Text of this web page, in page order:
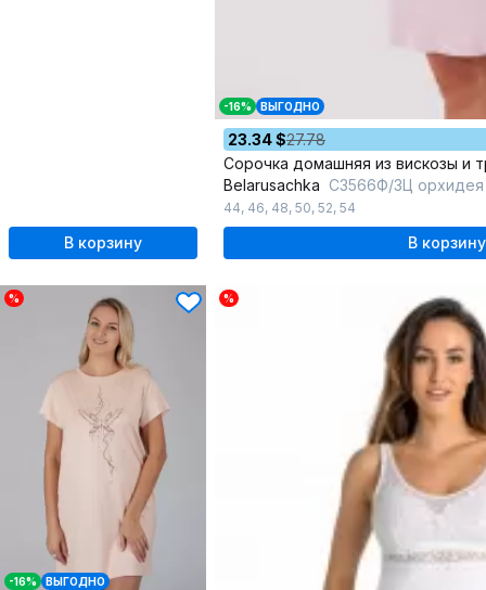
В корзину
-16% ВЫГОДНО
23.34 $27.78
Сорочка домашняя из вискозы и
Belarusachka С3566Ф/3Ц орхидея
44, 46, 48, 50, 52, 54
В корзину
%
-16% ВЫГОДНО
%